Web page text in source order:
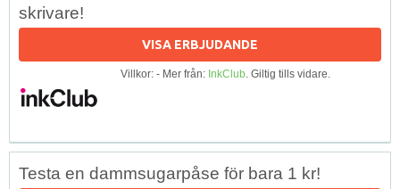
skrivare!
VISA ERBJUDANDE
Villkor: - Mer från: InkClub. Giltig tills vidare.
Testa en dammsugarpåse för bara 1 kr!